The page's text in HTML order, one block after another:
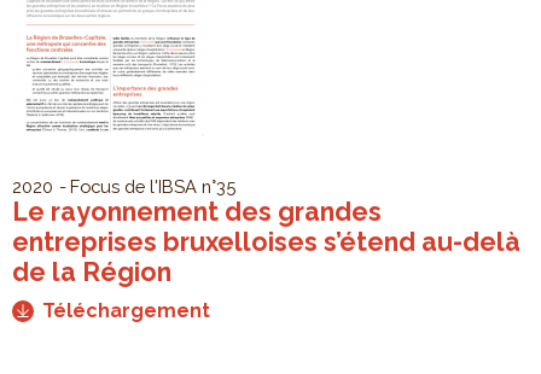
2020 Focus de l'IBSA n°35
Le rayonnement des grandes
entreprises bruxelloises s’étend au-delà
de la Région
Téléchargement